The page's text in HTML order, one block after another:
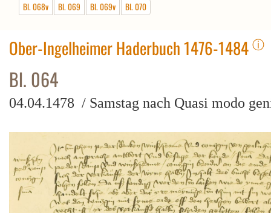
Bl. 068v
Bl. 069 Bl. 069v Bl. 070
Ober-Ingelheimer Haderbuch 1476-1484 ⓘ
Bl. 064
04.04.1478 / Samstag nach Quasi modo